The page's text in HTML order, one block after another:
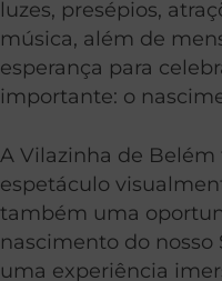
luzes, presépios,
música, além de
esperança para
importante: o
A Vilazinha de
espetáculo
também uma
nascimento do nosso
uma experiência